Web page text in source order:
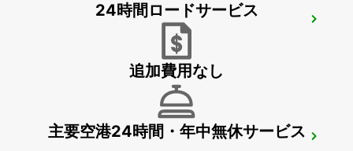
SELF CHECKOUT BUDAPEST AIRPORT
PECS
24時間ロードサービス
追加費用なし
主要空港24時間・年中無休サービス